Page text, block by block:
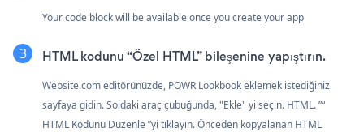
Your code block will be available once you create your app
HTML kodunu “Özel HTML” bileşenine yapıştırın.
Website.com editörünüzde, POWR Lookbook eklemek istediğiniz
sayfaya gidin. Soldaki araç çubuğunda, "Ekle" yi seçin. HTML. ”“
HTML Kodunu Düzenle ”yi tıklayın. Önceden kopyalanan HTML